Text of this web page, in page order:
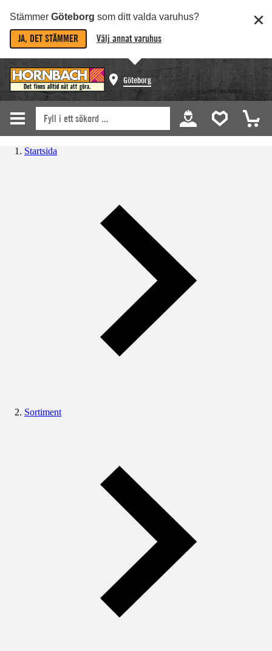
Stämmer Göteborg som ditt valda varuhus?
JA, DET STÄMMER Välj annat varuhus
Göteborg
Startsida
Sortiment